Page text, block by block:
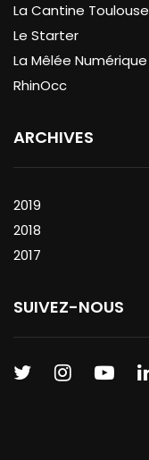
La Cantine Toulouse
Le Starter
La Mêlée Numérique
RhinOcc
ARCHIVES
2019
2018
2017
SUIVEZ-NOUS